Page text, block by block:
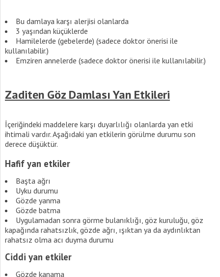
Bu damlaya karşı alerjisi olanlarda
3 yaşından küçüklerde
Hamilelerde (gebelerde) (sadece doktor önerisi ile
kullanılabilir.)
Emziren annelerde (sadece doktor önerisi ile kullanılabilir.)
Zaditen Göz Damlası Yan Etkileri
İçeriğindeki maddelere karşı duyarlılığı olanlarda yan etki
ihtimali vardır. Aşağıdaki yan etkilerin görülme durumu son
derece düşüktür.
Hafif yan etkiler
Başta ağrı
Uyku durumu
Gözde yanma
Gözde batma
Uygulamadan sonra görme bulanıklığı, göz kuruluğu, göz
kapağında rahatsızlık, gözde ağrı, ışıktan ya da aydınlıktan
rahatsız olma acı duyma durumu
Ciddi yan etkiler
Gözde kanama